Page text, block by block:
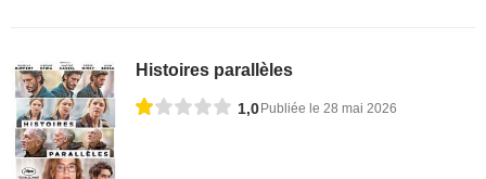
Histoires parallèles
1,0 Publiée le 28 mai 2026